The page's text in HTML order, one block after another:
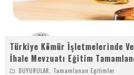
Türkiye Kömür İşletmelerinde
İhale Mevzuatı Eğitim
DUYURULAR Tamamlanan Eğitimler